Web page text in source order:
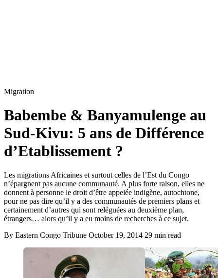
Migration
Babembe & Banyamulenge au
Sud-Kivu: 5 ans de Différence
d’Etablissement ?
Les migrations Africaines et surtout celles de l’Est du Congo
n’épargnent pas aucune communauté. A plus forte raison, elles ne
donnent à personne le droit d’être appelée indigène, autochtone,
pour ne pas dire qu’il y a des communautés de premiers plans et
certainement d’autres qui sont reléguées au deuxième plan,
étrangers… alors qu’il y a eu moins de recherches à ce sujet.
By Eastern Congo Tribune October 19, 2014 29 min read